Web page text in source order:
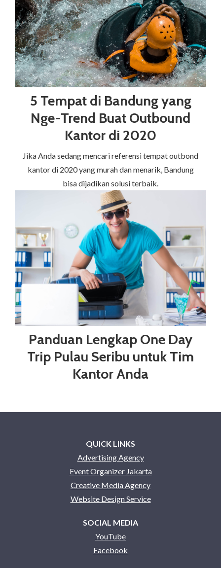
5 Tempat di Bandung yang
Nge-Trend Buat Outbound
Kantor di 2020
Jika Anda sedang mencari referensi tempat outbond
kantor di 2020 yang murah dan menarik, Bandung
bisa dijadikan solusi terbaik.
Panduan Lengkap One Day
Trip Pulau Seribu untuk Tim
Kantor Anda
QUICK LINKS
Advertising Agency
Event Organizer Jakarta
Creative Media Agency
Website Design Service
SOCIAL MEDIA
YouTube
Facebook